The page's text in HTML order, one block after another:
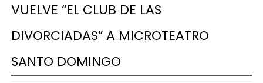
VUELVE “EL CLUB DE LAS
DIVORCIADAS” A MICROTEATRO
SANTO DOMINGO